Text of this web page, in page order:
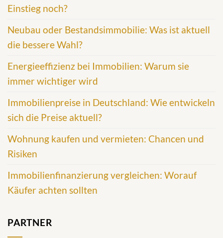
Einstieg noch?
Neubau oder Bestandsimmobilie: Was ist aktuell
die bessere Wahl?
Energieeffizienz bei Immobilien: Warum sie
immer wichtiger wird
Immobilienpreise in Deutschland: Wie entwickeln
sich die Preise aktuell?
Wohnung kaufen und vermieten: Chancen und
Risiken
Immobilienfinanzierung vergleichen: Worauf
Käufer achten sollten
PARTNER